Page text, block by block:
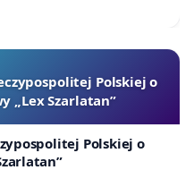
Polskiej o
„Lex Szarlatan”
Polskiej o